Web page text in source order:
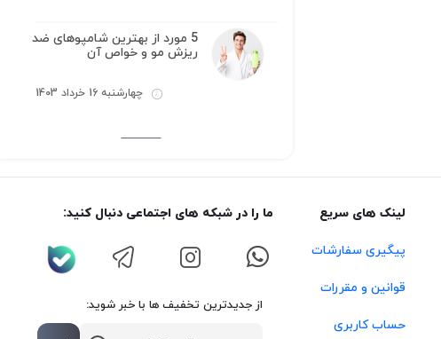
5 مورد از بهترین شامپوهای ضد
ریزش مو و خواص آن
چهارشنبه 16 خرداد 1403
لینک های سریع
پیگیری سفارشات
قوانین و مقررات
حساب کاربری
ما را در شبکه های اجتماعی دنبال کنید:
از جدیدترین تخفیف ها با خبر شوید: